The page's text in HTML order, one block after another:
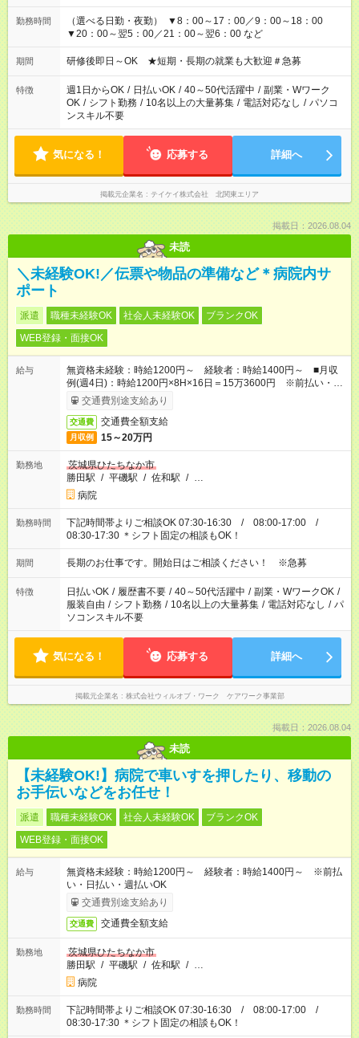
勤務時間
（選べる日勤・夜勤） ▼8：00～17：00／9：00～18：00
▼20：00～翌5：00／21：00～翌6：00 など
期間 研修後即日～OK ★短期・長期の就業も大歓迎＃急募
特徴 週1日からOK / 日払いOK / 40～50代活躍中 / 副業・Wワーク
OK / シフト勤務 / 10名以上の大量募集 / 電話対応なし / パソコ
ンスキル不要
気になる！ 応募する 詳細へ
掲載元企業名 テイケイ株式会社 北関東エリア
掲載日：2026.08.04
未読
＼未経験OK!／伝票や物品の準備など＊病院内サ
ポート
派遣 職種未経験OK 社会人未経験OK
ブランクOK
WEB登録・面接OK
給与
無資格未経験：時給1200円～ 経験者：時給1400円～ ■月収
例(週4日)：時給1200円×8H×16日＝15万3600円 ※前払い・日
払い・週払いOK
交通費別途支給あり
交通費 交通費全額支給
月収例 15～20万円
勤務地
茨城県ひたちなか市
勝田駅 / 平磯駅 / 佐和駅 / …
病院
勤務時間
下記時間帯よりご相談OK 07:30-16:30 / 08:00-17:00 /
08:30-17:30 ＊シフト固定の相談もOK！
期間 長期のお仕事です。開始日はご相談ください！ ※急募
特徴 日払いOK / 履歴書不要 / 40～50代活躍中 / 副業・WワークOK /
服装自由 / シフト勤務 / 10名以上の大量募集 / 電話対応なし / パ
ソコンスキル不要
気になる！ 応募する 詳細へ
掲載元企業名 株式会社ウィルオブ・ワーク ケアワーク事業部
掲載日：2026.08.04
未読
【未経験OK!】病院で車いすを押したり、移動の
お手伝いなどをお任せ！
派遣 職種未経験OK 社会人未経験OK
ブランクOK
WEB登録・面接OK
給与
無資格未経験：時給1200円～ 経験者：時給1400円～ ※前払
い・日払い・週払いOK
交通費別途支給あり
交通費 交通費全額支給
勤務地
茨城県ひたちなか市
勝田駅 / 平磯駅 / 佐和駅 / …
病院
勤務時間
下記時間帯よりご相談OK 07:30-16:30 / 08:00-17:00 /
08:30-17:30 ＊シフト固定の相談もOK！